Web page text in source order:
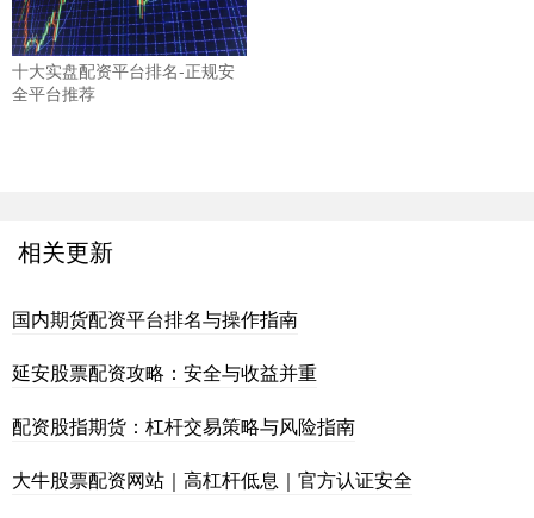
十大实盘配资平台排名-正规安
全平台推荐
相关更新
国内期货配资平台排名与操作指南
延安股票配资攻略：安全与收益并重
配资股指期货：杠杆交易策略与风险指南
大牛股票配资网站｜高杠杆低息｜官方认证安全